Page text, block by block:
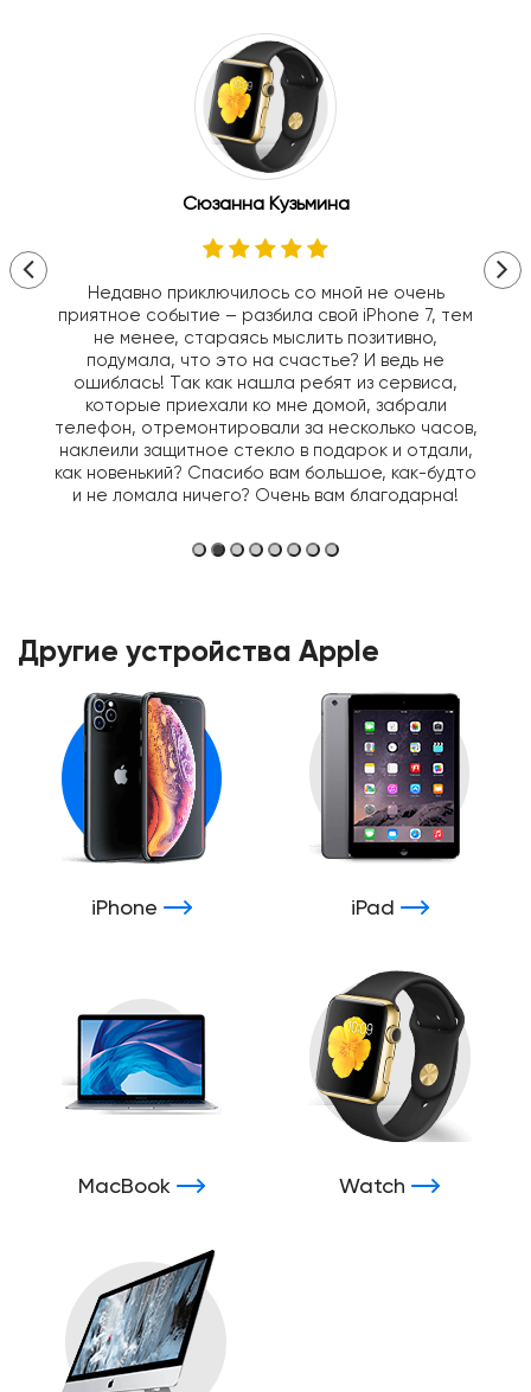
Сюзанна Кузьмина
Недавно приключилось со мной не очень
приятное событие – разбила свой iPhone 7, тем
не менее, стараясь мыслить позитивно,
подумала, что это на счастье? И ведь не
ошиблась! Так как нашла ребят из сервиса,
которые приехали ко мне домой, забрали
телефон, отремонтировали за несколько часов,
наклеили защитное стекло в подарок и отдали,
как новенький? Спасибо вам большое, как-будто
и не ломала ничего? Очень вам благодарна!
Другие устройства Apple
iPhone iPad
MacBook Watch